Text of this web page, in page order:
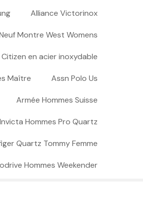
Alliance Victorinox
Montre West Womens
en acier inoxydable
Maître Assn Polo Us
Armée Hommes Suisse
Hommes Pro Quartz
Quartz Tommy Femme
Hommes Weekender